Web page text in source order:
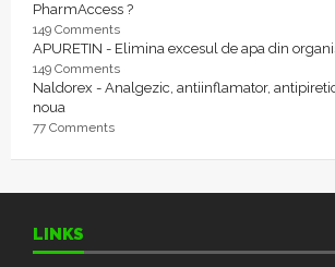
PharmAccess ?
149 Comments
APURETIN - Elimina excesul de apa din
149 Comments
Naldorex - Analgezic, antiinflamator,
noua
77 Comments
LINKS